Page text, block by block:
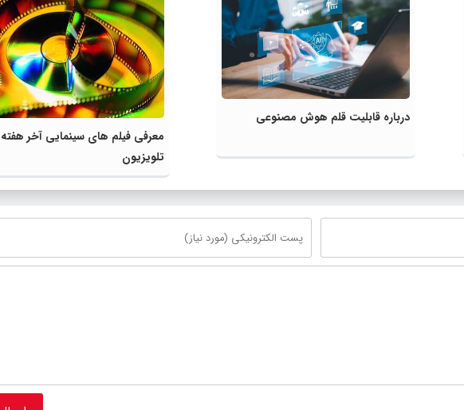
درباره قابلیت قلم هوش مصنوعی
معرفی فیلم های سینمایی آخر هفته
تلویزیون